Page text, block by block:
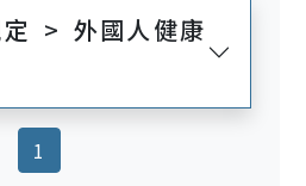
> 外國人健康
1